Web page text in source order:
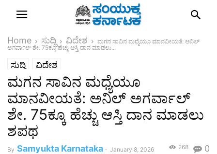
Home ಸುದ್ದಿ ವಿದೇಶ
ಮಗನ ಸಾವಿನ ಮಧ್ಯೆಯೂ ಮಾನವೀಯತೆ: ಅನಿಲ್
ಅಗರ್ವಾಲ್ ಶೇ. 75ಕ್ಕೂ ಹೆಚ್ಚು ಆಸ್ತಿ ದಾನ ಮಾಡಲು...
ಸುದ್ದಿ ವಿದೇಶ
ಮಗನ ಸಾವಿನ ಮಧ್ಯೆಯೂ
ಮಾನವೀಯತೆ: ಅನಿಲ್ ಅಗರ್ವಾಲ್
ಶೇ. 75ಕ್ಕೂ ಹೆಚ್ಚು ಆಸ್ತಿ ದಾನ ಮಾಡಲು
ಶಪಥ
By Samyukta Karnataka - January 8, 2026 0
268